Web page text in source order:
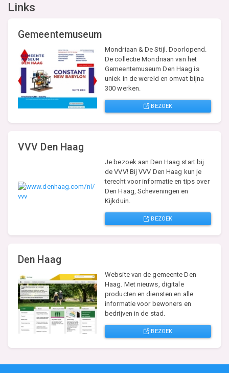
Links
Gemeentemuseum
Mondriaan & De Stijl. Doorlopend.
De collectie Mondriaan van het
Gemeentemuseum Den Haag is
uniek in de wereld en omvat bijna
300 werken.
BEZOEK
VVV Den Haag
Je bezoek aan Den Haag start bij
de VVV! Bij VVV Den Haag kun je
terecht voor informatie en tips over
Den Haag, Scheveningen en
Kijkduin.
BEZOEK
Den Haag
Website van de gemeente Den
Haag. Met nieuws, digitale
producten en diensten en alle
informatie voor bewoners en
bedrijven in de stad.
BEZOEK